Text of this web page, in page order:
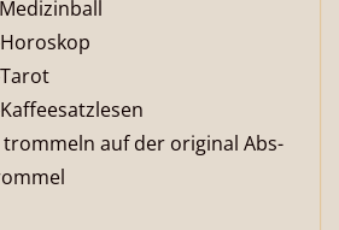
trommeln auf der original Abs-